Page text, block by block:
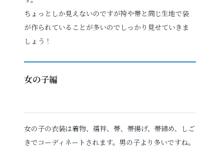
ちょっとしか見えないのですが袴や帯と同じ生地で袋
が作られていることが多いのでしっかり見せていきま
しょう！
女の子編
女の子の衣装は着物、襦袢、帯、帯揚げ、帯締め、しご
きでコーディネートされます。男の子より多いですね。